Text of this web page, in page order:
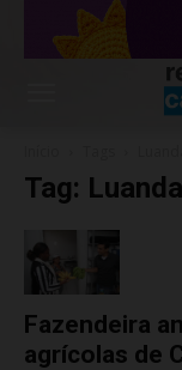
Tag: Luanda
Fazendeira
agrícolas de